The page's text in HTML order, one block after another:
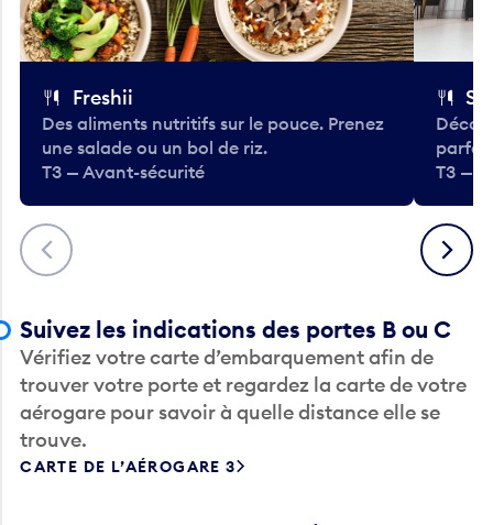
Précédent
Freshii
Des aliments nutritifs sur le pouce. Prenez
une salade ou un bol de riz.
T3 — Avant-sécurité
T3 —
Suivant
Suivez les indications des portes B ou C
Vérifiez votre carte d’embarquement afin de
trouver votre porte et regardez la carte de votre
aérogare pour savoir à quelle distance elle se
trouve.
CARTE DE L’AÉROGARE 3